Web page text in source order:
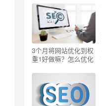
3个月将网站优化到权
重1好做嘛？怎么优化